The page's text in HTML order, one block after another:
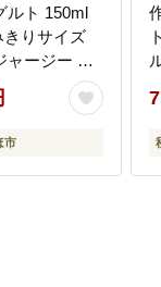
ルト 150ml
きりサイズ
ャージー 牛
む ヨーグル
市